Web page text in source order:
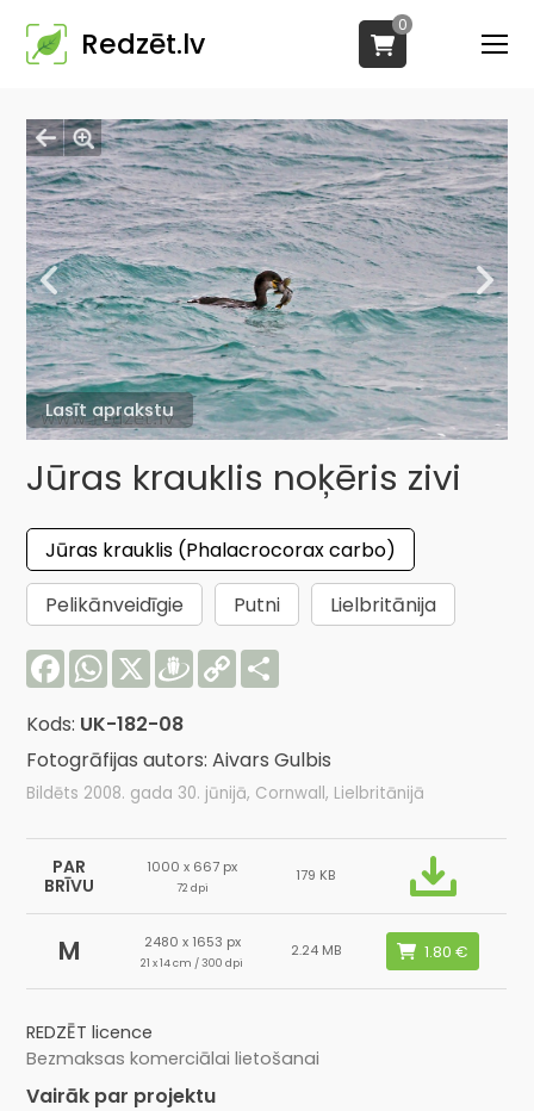
Redzēt.lv
0
Lasīt aprakstu
Jūras krauklis noķēris zivi
Jūras krauklis (Phalacrocorax carbo)
Pelikānveidīgie
Putni
Lielbritānija
FacebookWhatsApp
X Draugiem
Copy
Link
Kods: UK-182-08
Fotogrāfijas autors: Aivars Gulbis
Bildēts 2008. gada 30. jūnijā, Cornwall, Lielbritānijā
PAR
BRĪVU
1000 x 667 px
72 dpi
179 KB
M 2480 x 1653 px
21 x 14 cm / 300 dpi
2.24 MB
REDZĒT licence
Bezmaksas komerciālai lietošanai
Vairāk par projektu